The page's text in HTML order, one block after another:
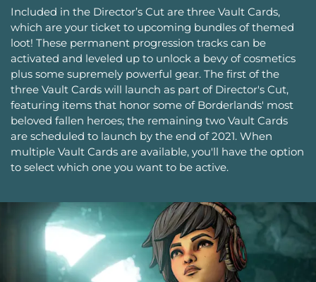
Included in the Director’s Cut are three Vault Cards,
which are your ticket to upcoming bundles of themed
loot! These permanent progression tracks can be
activated and leveled up to unlock a bevy of cosmetics
plus some supremely powerful gear. The first of the
three Vault Cards will launch as part of Director's Cut,
featuring items that honor some of Borderlands' most
beloved fallen heroes; the remaining two Vault Cards
are scheduled to launch by the end of 2021. When
multiple Vault Cards are available, you'll have the option
to select which one you want to be active.